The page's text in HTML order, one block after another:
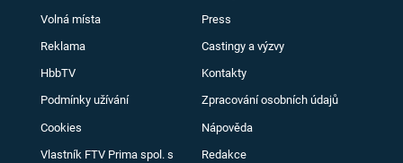
Volná místa Press
Reklama Castingy a výzvy
HbbTV Kontakty
Podmínky užívání Zpracování osobních údajů
Cookies Nápověda
Vlastník FTV Prima spol. s
Redakce